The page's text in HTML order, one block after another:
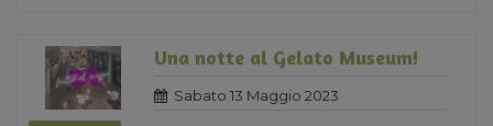
Una notte al Gelato Museum!
Sabato 13 Maggio 2023